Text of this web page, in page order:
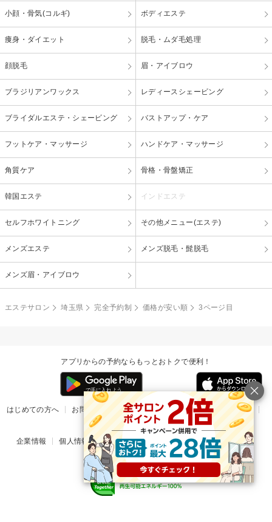
小顔・骨気(コルギ) ボディエステ
痩身・ダイエット 脱毛・ムダ毛処理
顔脱毛 眉・アイブロウ
ブラジリアンワックス レディースシェービング
ブライダルエステ・シェービング バストアップ・ケア
フットケア・マッサージ ハンドケア・マッサージ
角質ケア 骨格・骨盤矯正
韓国エステ インドエステ
セルフホワイトニング その他メニュー(エステ)
メンズエステ メンズ脱毛・髭脱毛
メンズ眉・アイブロウ
エステサロン 埼玉県 完全予約制 価格が安い順 3ページ目
アプリからの予約ならもっとおトクで便利！
はじめての方へ お問い合わせ ヘルプ リリース情報
利用規約
掲載ご希望のサロン様
企業情報 個人情報保護方針 楽天のサービス一覧 アプリ一覧
© Rakuten Group, Inc.